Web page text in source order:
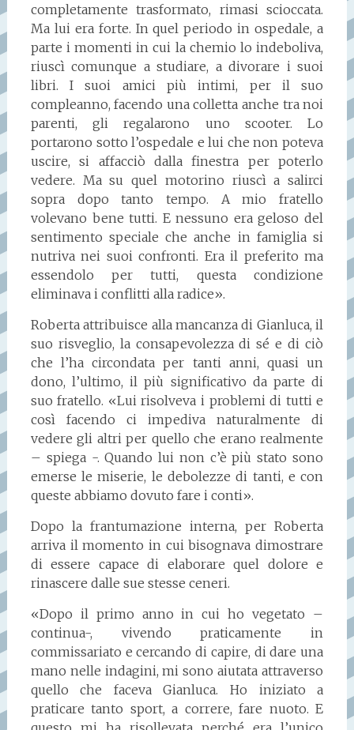
completamente trasformato, rimasi scioccata.
Ma lui era forte. In quel periodo in ospedale, a
parte i momenti in cui la chemio lo indeboliva,
riuscì comunque a studiare, a divorare i suoi
libri. I suoi amici più intimi, per il suo
compleanno, facendo una colletta anche tra noi
parenti, gli regalarono uno scooter. Lo
portarono sotto l’ospedale e lui che non poteva
uscire, si affacciò dalla finestra per poterlo
vedere. Ma su quel motorino riuscì a salirci
sopra dopo tanto tempo. A mio fratello
volevano bene tutti. E nessuno era geloso del
sentimento speciale che anche in famiglia si
nutriva nei suoi confronti. Era il preferito ma
essendolo per tutti, questa condizione
eliminava i conflitti alla radice».
Roberta attribuisce alla mancanza di Gianluca, il
suo risveglio, la consapevolezza di sé e di ciò
che l’ha circondata per tanti anni, quasi un
dono, l’ultimo, il più significativo da parte di
suo fratello. «Lui risolveva i problemi di tutti e
così facendo ci impediva naturalmente di
vedere gli altri per quello che erano realmente
– spiega -. Quando lui non c’è più stato sono
emerse le miserie, le debolezze di tanti, e con
queste abbiamo dovuto fare i conti».
Dopo la frantumazione interna, per Roberta
arriva il momento in cui bisognava dimostrare
di essere capace di elaborare quel dolore e
rinascere dalle sue stesse ceneri.
«Dopo il primo anno in cui ho vegetato –
continua-, vivendo praticamente in
commissariato e cercando di capire, di dare una
mano nelle indagini, mi sono aiutata attraverso
quello che faceva Gianluca. Ho iniziato a
praticare tanto sport, a correre, fare nuoto. E